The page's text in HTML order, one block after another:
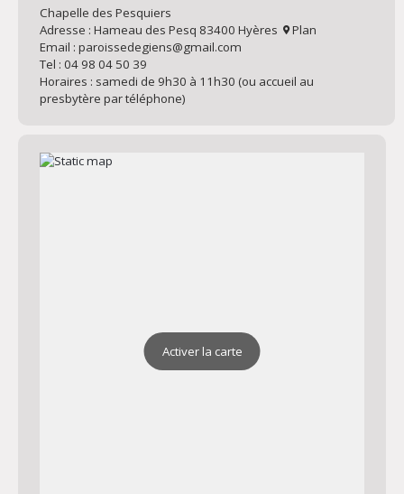
Chapelle des Pesquiers
Adresse : Hameau des Pesq 83400 Hyères
Plan
Email : paroissedegiens@gmail.com
Tel : 04 98 04 50 39
Horaires : samedi de 9h30 à 11h30 (ou accueil au
presbytère par téléphone)
Activer la carte